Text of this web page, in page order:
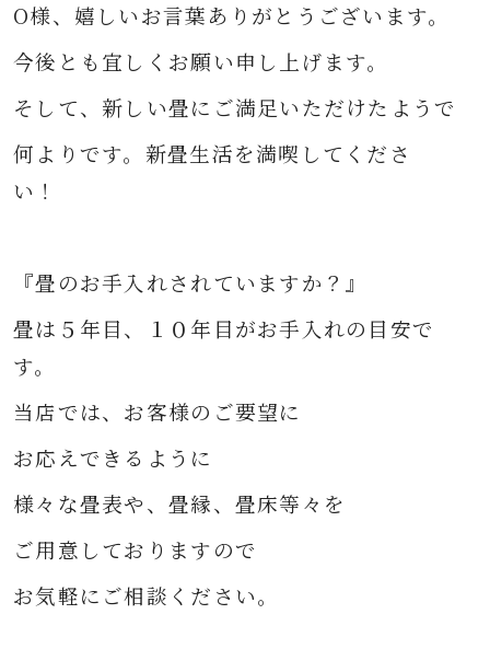
O様、嬉しいお言葉ありがとうございます。
今後とも宜しくお願い申し上げます。
そして、新しい畳に ご満足いただけたようで
何よりです。 新畳生活を満喫してくださ
い！
『畳のお手入れされていますか？』
畳は５年目、１０年目がお手入れの目安で
す。
当店では、お客様のご要望に
お応えできるように
様々な畳表や、畳縁、畳床等々を
ご用意しておりますので
お気軽にご相談ください。